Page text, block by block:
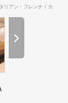
が、さらに大きな
</a>
リアン・フレンチ カフェ